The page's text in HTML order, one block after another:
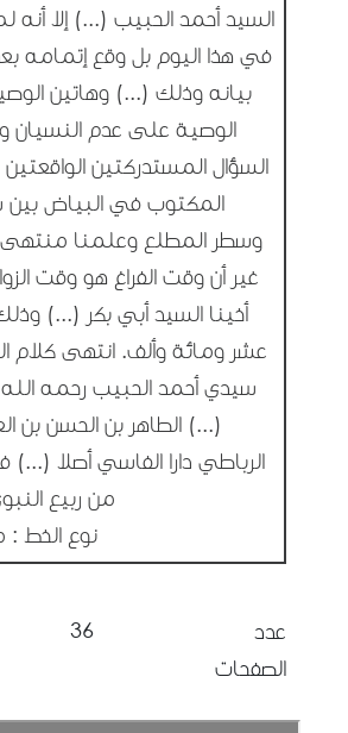
السيد أحمد الحبيب (...) إلا أنه
في هذا اليوم بل وقع إتمامه
بيانه وذلك (...) وهاتين
الوصية على عدم النسيان
السؤال المستدركتين
المكتوب في البياض بين
وسطر المطلع وعلمنا منتهى
غير أن وقت الفراغ هو وقت
أخينا السيد أبي بكر (...)
عشر ومائة وألف. انتهى كلام
سيدي أحمد الحبيب رحمه
(...) الطاهر بن الحسن بن
الرباطي دارا الفاسي أصلا
من ربيع النبوي
نوع الخط
36
عدد
الصفحات